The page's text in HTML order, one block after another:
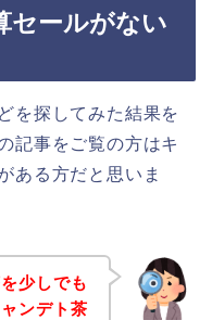
セールがない
を探してみた結果を
記事をご覧の方はキ
ある方だと思いま
少しでも
ンデト茶